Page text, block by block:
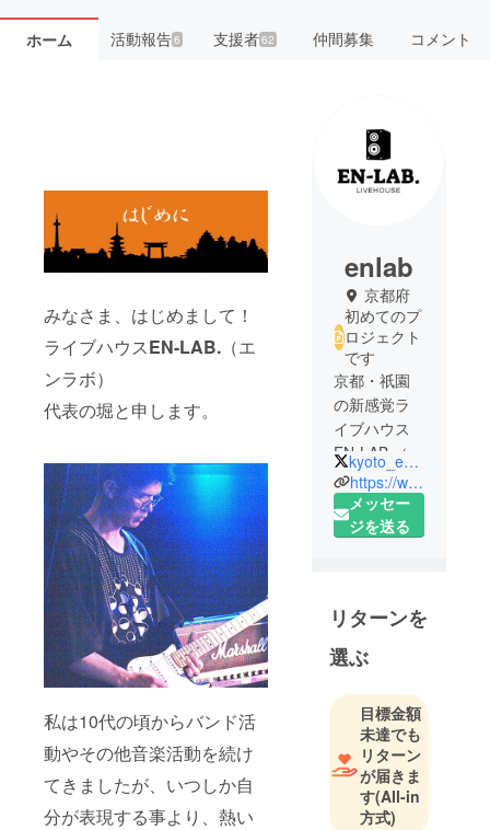
ホーム 活動報告6 支援者62 仲間募集 コメント
みなさま、はじめまして！
ライブハウスEN-LAB. （エ
ンラボ）
代表の堀と申します。
私は10代の頃からバンド活
動やその他音楽活動を続け
てきましたが、いつしか自
分が表現する事より、熱い
enlab
京都府
初めてのプ
ロジェクト
です
京都・祇園
の新感覚ラ
イブハウス
EN-LAB.（エ
ンラボ）
バンドLIVE
ト、ダン
ス・上映
会・カラオ
ケ大会など
マルチに使
えるエンタ
メ空間
kyoto_enlab
https://www.en-lab.net
メッセー
ジを送る
リターンを
選ぶ
目標金額
未達でも
リターン
が届きま
す(All-in
方式)